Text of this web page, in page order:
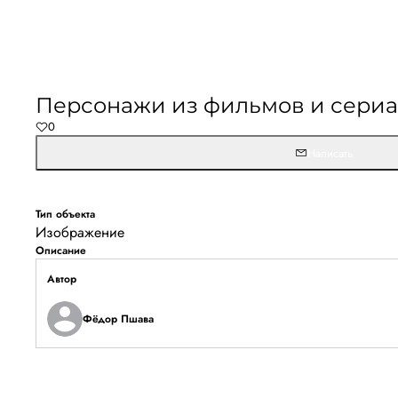
Персонажи из фильмов и
0
Тип объекта
Изображение
Описание
Автор
Фёдор Пшава